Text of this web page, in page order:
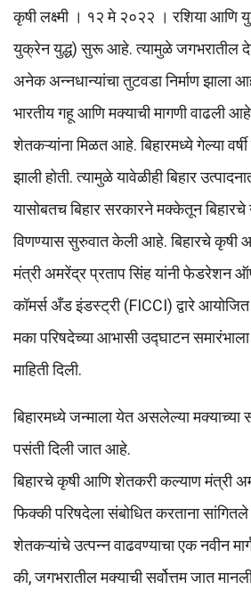
कृषी लक्ष्मी । १२ मे २०२२ । रशिया आणि
युक्रेन युद्ध) सुरू आहे. त्यामुळे जगभरातील
अनेक अन्नधान्यांचा तुटवडा निर्माण झाला
भारतीय गहू आणि मक्याची मागणी वाढली
शेतकऱ्यांना मिळत आहे. बिहारमध्ये गेल्या
झाली होती. त्यामुळे यावेळीही बिहार
यासोबतच बिहार सरकारने मक्केतून बिहारचे
विणण्यास सुरुवात केली आहे. बिहारचे कृषी
मंत्री अमरेंद्र प्रताप सिंह यांनी
कॉमर्स अँड इंडस्ट्री (FICCI) द्वारे
मका परिषदेच्या आभासी उद्घाटन
माहिती दिली.
बिहारमध्ये जन्माला येत असलेल्या
पसंती दिली जात आहे.
बिहारचे कृषी आणि शेतकरी कल्याण मंत्री
फिक्की परिषदेला संबोधित करताना
शेतकऱ्यांचे उत्पन्न वाढवण्याचा एक नवीन
की, जगभरातील मक्याची सर्वोत्तम जात